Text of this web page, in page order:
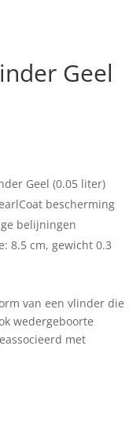
Geel
Geel (0.05 liter)
bescherming
belijningen
8.5 cm, gewicht 0.3
van een vlinder die
wedergeboorte
met